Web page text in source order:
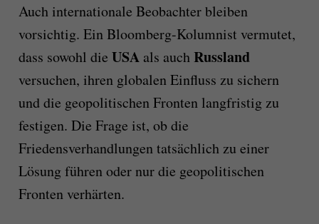
Auch internationale Beobachter bleiben
vorsichtig. Ein Bloomberg-Kolumnist vermutet,
dass sowohl die USAals auchRussland
versuchen, ihren globalen Einfluss zu sichern
und die geopolitischen Fronten langfristig zu
festigen. Die Frage ist, ob die
Friedensverhandlungen tatsächlich zu einer
Lösung führen oder nur die geopolitischen
Fronten verhärten.